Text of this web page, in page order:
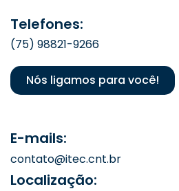
Telefones:
(75) 98821-9266
Nós ligamos para você!
E-mails:
contato@itec.cnt.br
Localização: